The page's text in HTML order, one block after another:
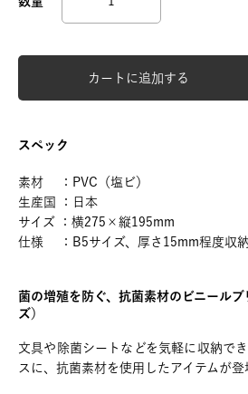
カートに追加する
スペック
素材 ：PVC（塩ビ）
生産国 ：日本
サイズ ：横275×縦195mm
仕様 ：B5サイズ、厚さ15mm程度収
菌の増殖を防ぐ、抗菌素材のビニールブ
ズ）
文具や除菌シートなどを気軽に収納で
スに、抗菌素材を使用したアイテムが登